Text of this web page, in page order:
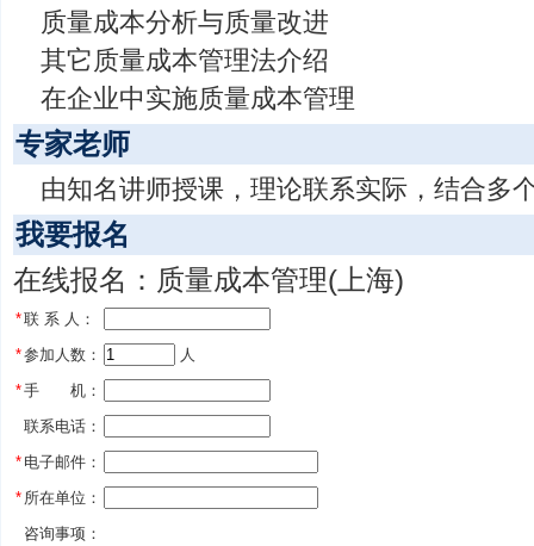
质量成本分析与质量改进
其它质量成本管理法介绍
在企业中实施质量成本管理
专家老师
由知名讲师授课，理论联系实际，结合多
我要报名
在线报名：质量成本管理(上海)
*联 系 人：
*参加人数：
人
*手 机：
联系电话：
* 电子邮件：
* 所在单位：
咨询事项：